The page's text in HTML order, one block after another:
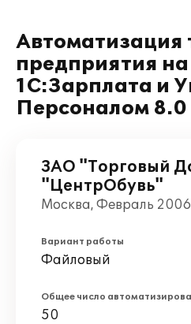
Автоматизация
предприятия
1С:Зарплата и
Персоналом 8.0
ЗАО "Торговый
"ЦентрОбувь"
Москва, Февраль 2006
Вариант работы
Файловый
Общее число
50